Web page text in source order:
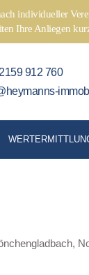
individueller
Ihre Anliegen
912 760